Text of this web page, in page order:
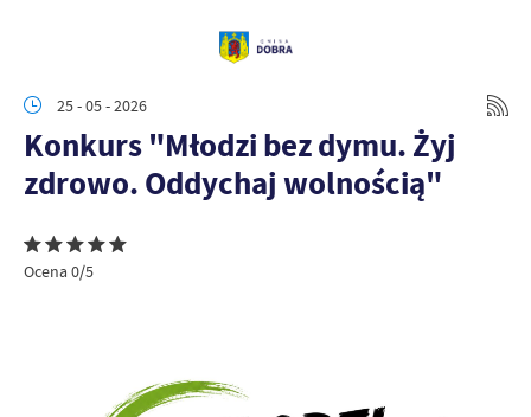
25 - 05 - 2026
Konkurs "Młodzi bez dymu. Żyj
zdrowo. Oddychaj wolnością"
Ocena 0/5